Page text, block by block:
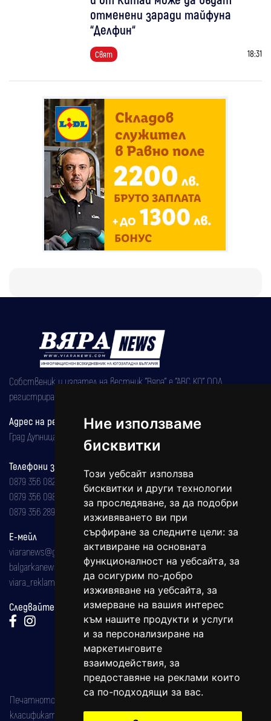
Ние използваме
бисквитки
Този уебсайт използва
бисквитки и други технологии
за проследяване, за да подобри
изживяването ви при
сърфиране за следните цели: за
активиране на основната
функционалност на уебсайта, за
да осигурим по-добро
изживяване на уебсайта, за
измерване на вашия интерес
към нашите продукти и услуги
и за персонализиране на
маркетинговите
взаимодействия, за
предоставяне на реклами които
са по-подходящи за вас.
отменени заради тайфуна
“Делфин“
Свят 18:31
Собственик и издател на вестник "Вяра" е "АВС КО" ООД,
регистрирана на 08.05.2002 година.
Адрес на редакцията
Град Дупница, ул.''Христо Ботев" 43
Телефони за реклама и абонаменти
0879 356 082
0879 356 098
0879 356 289
Е-мейл
viaranews@gmail.com
balgarkanews@gmail.com
viara_reklama@mail.bg
Следвайте ни:
Печатното издание на вестника е регистрирано в националния
класификатор на печатните издания (Българска национална